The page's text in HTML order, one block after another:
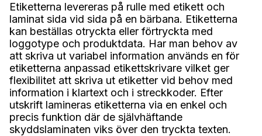
Etiketterna levereras på rulle med etikett och
laminat sida vid sida på en bärbana. Etiketterna
kan beställas otryckta eller förtryckta med
loggotype och produktdata. Har man behov av
att skriva ut variabel information används en för
etiketterna anpassad etikettskrivare vilket ger
flexibilitet att skriva ut etiketter vid behov med
information i klartext och i streckkoder. Efter
utskrift lamineras etiketterna via en enkel och
precis funktion där de självhäftande
skyddslaminaten viks över den tryckta texten.